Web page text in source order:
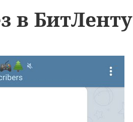
в БитЛенту